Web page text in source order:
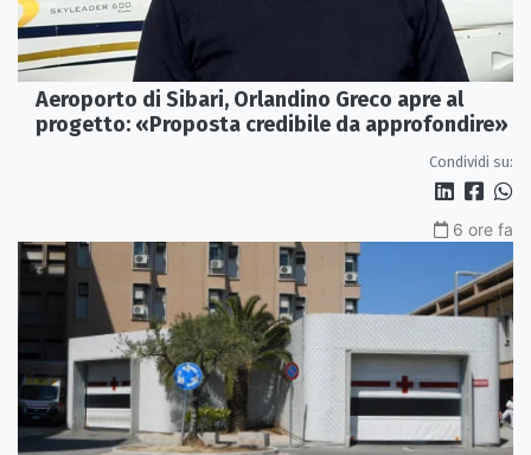
Aeroporto di Sibari, Orlandino Greco apre al
progetto: «Proposta credibile da approfondire»
Condividi su:
6 ore fa